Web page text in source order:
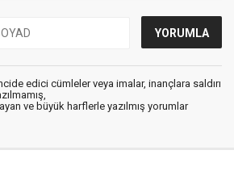
edici cümleler veya imalar, inançlara saldırı
ve büyük harflerle yazılmış yorumlar